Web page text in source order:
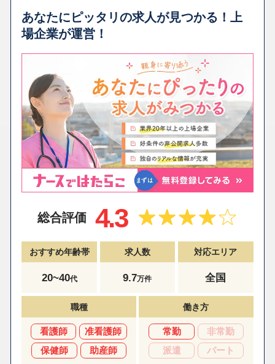
あなたにピッタリの求人が見つかる！上
場企業が運営！
総合評価 4.3
おすすめ年齢帯
20~40代
求人数
9.7万件
対応エリア
全国
職種
看護師
准看護師
保健師
助産師
働き方
常勤
非常勤
派遣
パート